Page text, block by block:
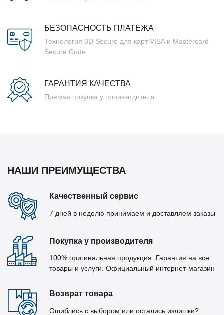
БЕЗОПАСНОСТЬ ПЛАТЕЖА
Технология 3D Secure для карт VISA и Mastercard
Secure Code
ГАРАНТИЯ КАЧЕСТВА
Прямая покупка у производителя
НАШИ ПРЕИМУЩЕСТВА
Качественный сервис
7 дней в неделю принимаем и доставляем заказы
Покупка у производителя
100% оригинальная продукция. Гарантия на все
товары и услуги. Официальный интернет-магазин
Возврат товара
Ошиблись с выбором или остались излишки?